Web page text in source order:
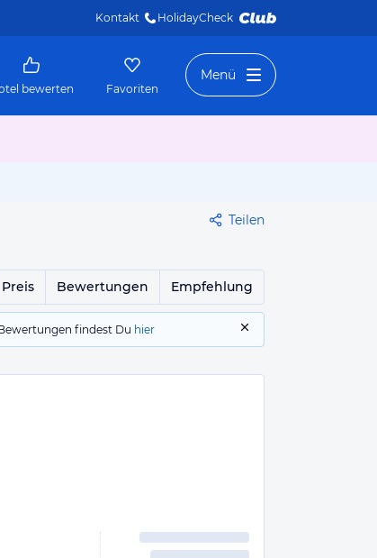
Kontakt HolidayCheck
bewerten Favoriten
Menü
Teilen
Preis Bewertungen Empfehlung
findest Du hier